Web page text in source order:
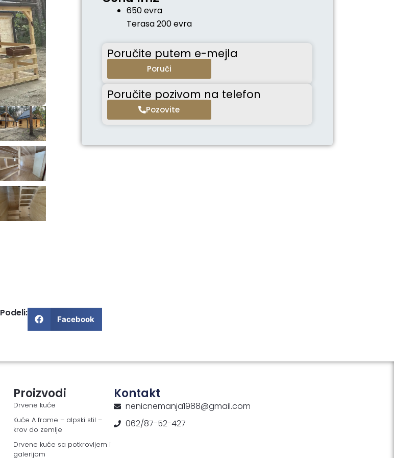
650 evra
Terasa 200 evra
Poručite putem e-mejla
Poruči
Poručite pozivom na telefon
Pozovite
Podeli:
Facebook
Proizvodi
Drvene kuće
Kuće A frame – alpski stil –
krov do zemlje
Drvene kuće sa potkrovljem i
galerijom
Kontakt
nenicnemanja1988@gmail.com
062/87-52-427